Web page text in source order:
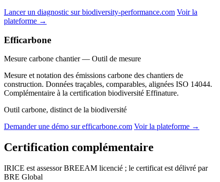
Lancer un diagnostic sur biodiversity-performance.com Voir la
plateforme →
Efficarbone
Mesure carbone chantier — Outil de mesure
Mesure et notation des émissions carbone des chantiers de
construction. Données traçables, comparables, alignées ISO 14044.
Complémentaire à la certification biodiversité Effinature.
Outil carbone, distinct de la biodiversité
Demander une démo sur efficarbone.com Voir la plateforme →
Certification complémentaire
IRICE est assessor BREEAM licencié ; le certificat est délivré par
BRE Global